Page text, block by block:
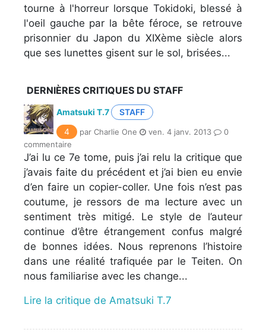
tourne à l'horreur lorsque Tokidoki, blessé à
l'oeil gauche par la bête féroce, se retrouve
prisonnier du Japon du XIXème siècle alors
que ses lunettes gisent sur le sol, brisées...
DERNIÈRES CRITIQUES DU STAFF
Amatsuki T.7
STAFF
4
par Charlie One ven. 4 janv. 2013
0
commentaire
J’ai lu ce 7e tome, puis j’ai relu la critique que
j’avais faite du précédent et j’ai bien eu envie
d’en faire un copier-coller. Une fois n’est pas
coutume, je ressors de ma lecture avec un
sentiment très mitigé. Le style de l’auteur
continue d’être étrangement confus malgré
de bonnes idées. Nous reprenons l’histoire
dans une réalité trafiquée par le Teiten. On
nous familiarise avec les change...
Lire la critique de Amatsuki T.7